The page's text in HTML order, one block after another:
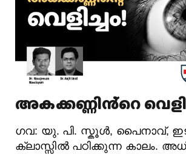
അകക്കണ്ണിൻ്റെ
ഗവ: യു. പി. സ്കൂള്‍, പൈനാവ്,
ക്ലാസ്സില്‍ പഠിക്കുന്ന കാലം.